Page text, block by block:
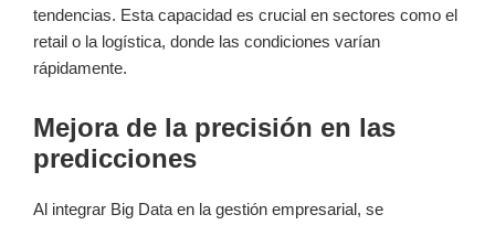
tendencias. Esta capacidad es crucial en sectores como el
retail o la logística, donde las condiciones varían
rápidamente.
Mejora de la precisión en las
predicciones
Al integrar Big Data en la gestión empresarial, se